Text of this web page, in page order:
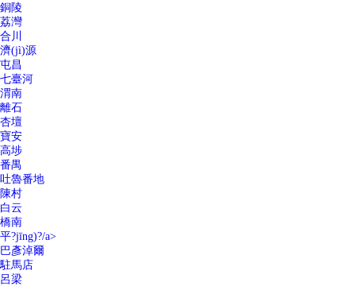
銅陵
荔灣
合川
濟(jì)源
屯昌
七臺河
渭南
離石
杏壇
寶安
高埗
番禺
吐魯番地
陳村
白云
橋南
平?jīng)?/a>
巴彥淖爾
駐馬店
呂梁